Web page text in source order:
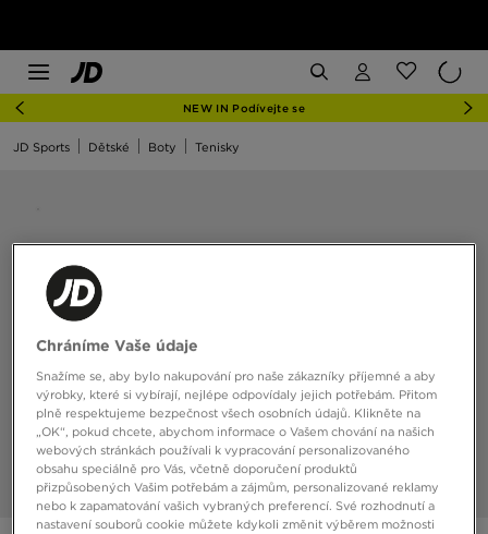
NEW IN Podívejte se
JD Sports Dětské Boty Tenisky
Chráníme Vaše údaje
Snažíme se, aby bylo nakupování pro naše zákazníky příjemné a aby
výrobky, které si vybírají, nejlépe odpovídaly jejich potřebám. Přitom
plně respektujeme bezpečnost všech osobních údajů. Klikněte na
„OK“, pokud chcete, abychom informace o Vašem chování na našich
webových stránkách používali k vypracování personalizovaného
obsahu speciálně pro Vás, včetně doporučení produktů
přizpůsobených Vašim potřebám a zájmům, personalizované reklamy
nebo k zapamatování vašich vybraných preferencí. Své rozhodnutí a
nastavení souborů cookie můžete kdykoli změnit výběrem možnosti